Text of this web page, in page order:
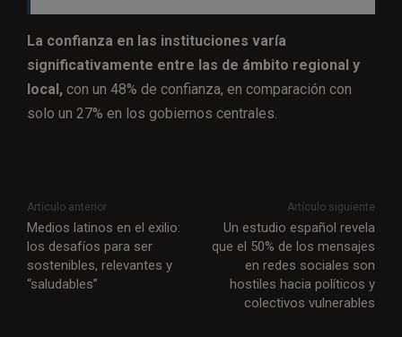
La confianza en las instituciones varía
significativamente entre las de ámbito regional y
local, con un 48% de confianza, en comparación con
solo un 27% en los gobiernos centrales.
Artículo anterior
Medios latinos en el exilio:
los desafíos para ser
sostenibles, relevantes y
“saludables”
Artículo siguiente
Un estudio español revela
que el 50% de los mensajes
en redes sociales son
hostiles hacia políticos y
colectivos vulnerables